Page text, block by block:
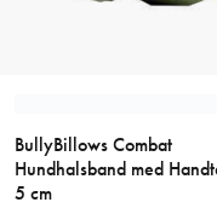
BullyBillows Combat
Hundhalsband med
5 cm